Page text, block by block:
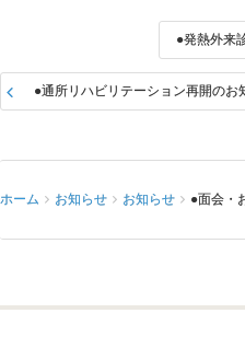
●発熱外来
●通所リハビリテーション再開のお
ホーム お知らせ お知らせ ●面会・